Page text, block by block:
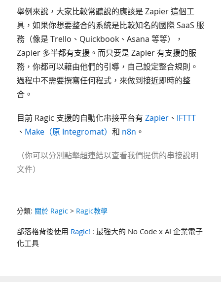
舉例來說，大家比較常聽說的應該是 Zapier 這個工
具，如果你想要整合的系統是比較知名的國際 SaaS 服
務（像是 Trello、Quickbook、Asana 等等），
Zapier 多半都有支援。而只要是 Zapier 有支援的服
務，你都可以藉由他們的引導，自己設定整合規則。
過程中不需要撰寫任何程式，來做到接近即時的整
合。
目前 Ragic 支援的自動化串接平台有 Zapier、 IFTTT
、 Make（原 Integromat） 和 n8n 。
（你可以分別點擊超連結以查看我們提供的串接說明
文件）
分類: 關於 Ragic> Ragic教學
部落格背後使用 Ragic! : 最強大的 No Code x AI 企業電子
化工具